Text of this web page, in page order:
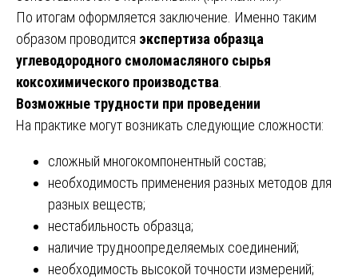
По итогам оформляется заключение. Именно таким
образом проводится экспертиза образца
углеводородного смоломасляного сырья
коксохимического производства
Возможные трудности при проведении
На практике могут возникать следующие сложности:
сложный многокомпонентный состав;
необходимость применения разных методов для
разных веществ;
нестабильность образца;
наличие трудноопределяемых соединений;
необходимость высокой точности измерений;